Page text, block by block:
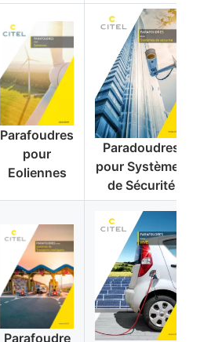
Parafoudres
pour
Eoliennes
Paradoudres
pour Systèmes
de Sécurité
Parafoudre